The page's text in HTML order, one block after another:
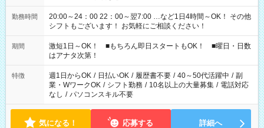
勤務時間
20:00～24：00 22：00～翌7:00 …など1日4時間～OK！ その他
シフトもございます！ お気軽にご相談ください！
期間
激短1日～OK！ ■もちろん即日スタートもOK！ ■曜日・日数
はアナタ次第！
特徴 週1日からOK / 日払いOK / 履歴書不要 / 40～50代活躍中 / 副
業・WワークOK / シフト勤務 / 10名以上の大量募集 / 電話対応
なし / パソコンスキル不要
気になる！ 応募する 詳細へ